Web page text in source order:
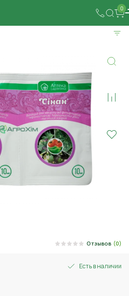
0
Отзывов (0)
Есть в наличии